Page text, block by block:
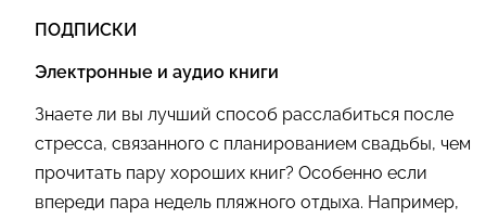
ПОДПИСКИ
Электронные и аудио книги
Знаете ли вы лучший способ расслабиться после
стресса, связанного с планированием свадьбы, чем
прочитать пару хороших книг? Особенно если
впереди пара недель пляжного отдыха. Например,